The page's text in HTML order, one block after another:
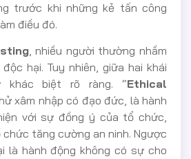
trước khi những kẻ tấn công
điều đó.
, nhiều người thường nhầm
hại. Tuy nhiên, giữa hai khái
khác biệt rõ ràng. “Ethical
xâm nhập có đạo đức, là hành
với sự đồng ý của tổ chức,
tăng cường an ninh. Ngược
là hành động không có sự cho